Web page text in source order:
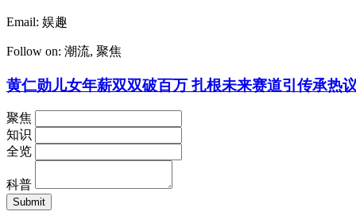
Email: 娱趣
Follow on: 潮流, 聚焦
黄仁勋儿女年薪双双破百万 扎根未来赛道引传承热
聚焦
知识
全览
科普